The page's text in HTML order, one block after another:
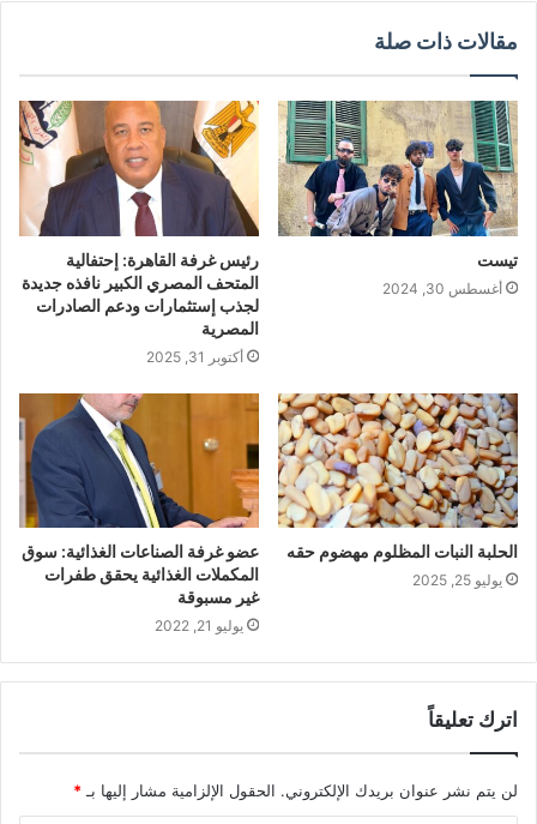
مقالات ذات صلة
تيست
أغسطس 30, 2024
رئيس غرفة القاهرة: إحتفالية
المتحف المصري الكبير نافذه جديدة
لجذب إستثمارات ودعم الصادرات
المصرية
أكتوبر 31, 2025
الحلبة النبات المظلوم مهضوم حقه
يوليو 25, 2025
عضو غرفة الصناعات الغذائية: سوق
المكملات الغذائية يحقق طفرات
غير مسبوقة
يوليو 21, 2022
اترك تعليقاً
لن يتم نشر عنوان بريدك الإلكتروني. الحقول الإلزامية مشار إليها بـ*